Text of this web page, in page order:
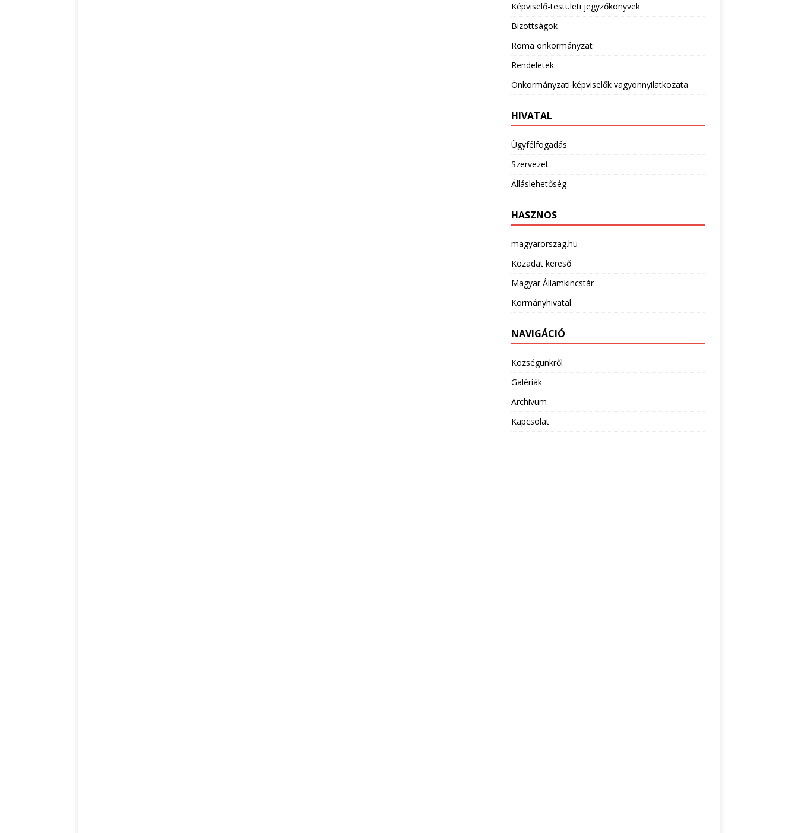
Képviselő-testületi jegyzőkönyvek
Bizottságok
Roma önkormányzat
Rendeletek
Önkormányzati képviselők vagyonnyilatkozata
HIVATAL
Ügyfélfogadás
Szervezet
Álláslehetőség
HASZNOS
magyarorszag.hu
Közadat kereső
Magyar Államkincstár
Kormányhivatal
NAVIGÁCIÓ
Községünkről
Galériák
Archivum
Kapcsolat